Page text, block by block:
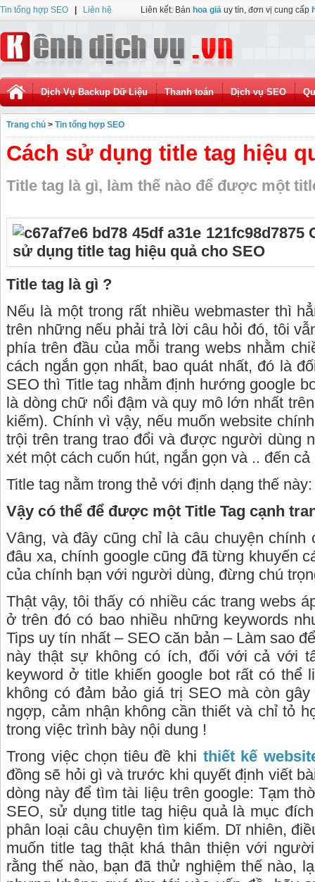
Tin tổng hợp SEO Liên hệ Liên kết: Bản hoa giả uy tín, đơn vị cung cấp
Dịch Vụ Backup Dữ Liệu Thanh toán Dịch vụ SEO
Trang chủ > Tin tổng hợp SEO
Cách sử dụng title tag hiệu
Title tag là gì, làm thế nào để được một
Title tag là gì ?
Nếu là một trong rất nhiều webmaster thì
trên những nếu phải trả lời câu hỏi đó, tôi
phía trên đầu của mỗi trang webs nhằm
cách ngắn gọn nhất, bao quát nhất, đó là
SEO thì Title tag nhằm định hướng google
là dòng chữ nổi đậm và quy mô lớn nhất
kiếm). Chính vì vậy, nếu muốn website
trội trên trang trao đổi và được người dùng
xét một cách cuốn hút, ngắn gọn và .. đến
Title tag nằm trong thẻ với định dạng thế này:
Vậy có thể để được một Title Tag cạnh
Vâng, và đây cũng chỉ là câu chuyện
đâu xa, chính google cũng đã từng khuyến
của chính bạn với người dùng, đừng chú
Thật vậy, tôi thấy có nhiều các trang webs
ở trên đó có bao nhiều những keywords
Tips uy tín nhất – SEO căn bản – Làm sao
này thật sự không có ích, đối với cả với
keyword ở title khiến google bot rất có thể
không có đảm bảo giá trị SEO mà còn
ngợp, cảm nhận không cần thiết và chỉ tỏ
trong việc trình bày nội dung !
Trong việc chọn tiêu đề khi thiết kế
đồng sẽ hỏi gì và trước khi quyết định viết
dòng này để tìm tài liệu trên google: Tạm
SEO, sử dụng title tag hiệu quả là mục
phân loại câu chuyện tìm kiếm. Dĩ nhiên,
muốn title tag thật khá thân thiện với
rằng thế nào, bạn đã thử nghiệm thế nào,